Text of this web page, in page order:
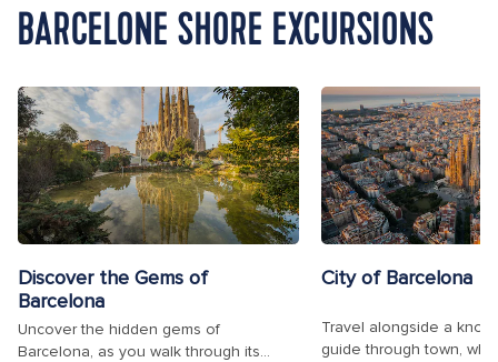
BARCELONE SHORE EXCURSIONS